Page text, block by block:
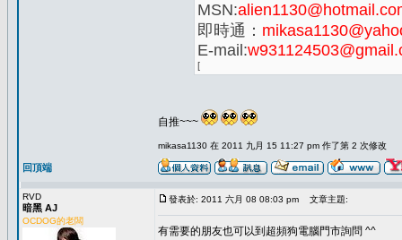
MSN:
即時通：
E-mail:
[
自推~~~
mikasa1130 在 2011 九月 15 11:27 pm 作了第 2 次修改
回頂端
RVD
暗黑 AJ
OCDOG的老闆
發表於: 2011 六月 08 08:03 pm 文章主題:
有需要的朋友也可以到超頻狗電腦門市詢問 ^^